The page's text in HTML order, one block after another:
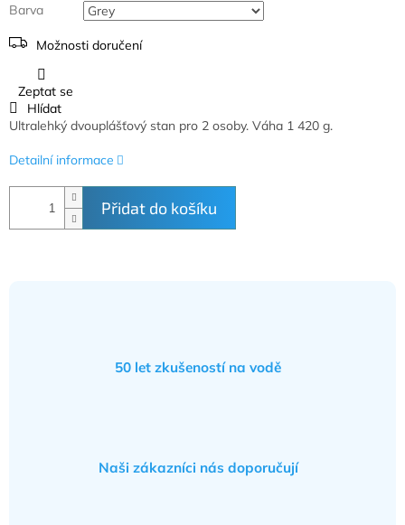
Barva
Možnosti doručení
Přidat do košíku
Ultralehký dvouplášťový stan pro 2 osoby. Váha 1 420 g.
Detailní informace
Zeptat se
Hlídat
50 let zkušeností na vodě
Naši zákazníci nás doporučují